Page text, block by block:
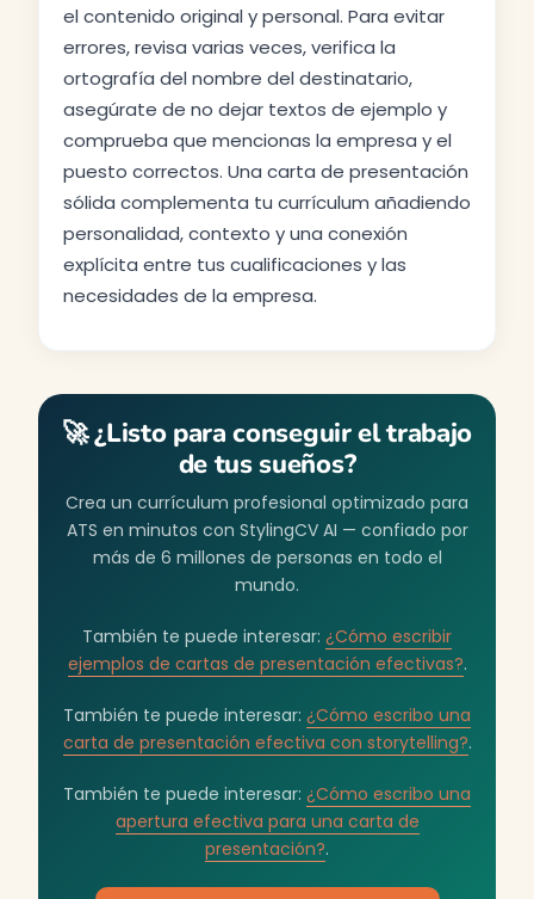
el contenido original y personal. Para evitar
errores, revisa varias veces, verifica la
ortografía del nombre del destinatario,
asegúrate de no dejar textos de ejemplo y
comprueba que mencionas la empresa y el
puesto correctos. Una carta de presentación
sólida complementa tu currículum añadiendo
personalidad, contexto y una conexión
explícita entre tus cualificaciones y las
necesidades de la empresa.
🚀 ¿Listo para conseguir el trabajo
de tus sueños?
Crea un currículum profesional optimizado para
ATS en minutos con StylingCV AI — confiado por
más de 6 millones de personas en todo el
mundo.
También te puede interesar: ¿Cómo escribir
ejemplos de cartas de presentación efectivas?.
También te puede interesar: ¿Cómo escribo una
carta de presentación efectiva con storytelling?.
También te puede interesar: ¿Cómo escribo una
apertura efectiva para una carta de
presentación?.